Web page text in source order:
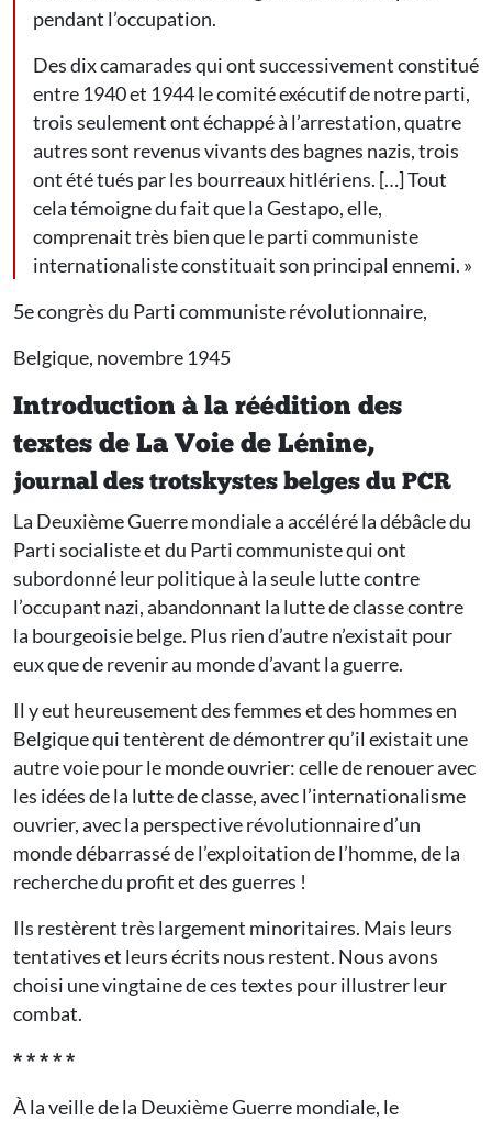
pendant l’occupation.
Des dix camarades qui ont successivement constitué
entre 1940 et 1944 le comité exécutif de notre parti,
trois seulement ont échappé à l’arrestation, quatre
autres sont revenus vivants des bagnes nazis, trois
ont été tués par les bourreaux hitlériens. […] Tout
cela témoigne du fait que la Gestapo, elle,
comprenait très bien que le parti communiste
internationaliste constituait son principal ennemi. »
5e congrès du Parti communiste révolutionnaire,
Belgique, novembre 1945
Introduction à la réédition des
textes de La Voie de Lénine,
journal des trotskystes belges du PCR
La Deuxième Guerre mondiale a accéléré la débâcle du
Parti socialiste et du Parti communiste qui ont
subordonné leur politique à la seule lutte contre
l’occupant nazi, abandonnant la lutte de classe contre
la bourgeoisie belge. Plus rien d’autre n’existait pour
eux que de revenir au monde d’avant la guerre.
Il y eut heureusement des femmes et des hommes en
Belgique qui tentèrent de démontrer qu’il existait une
autre voie pour le monde ouvrier: celle de renouer avec
les idées de la lutte de classe, avec l’internationalisme
ouvrier, avec la perspective révolutionnaire d’un
monde débarrassé de l’exploitation de l’homme, de la
recherche du profit et des guerres !
Ils restèrent très largement minoritaires. Mais leurs
tentatives et leurs écrits nous restent. Nous avons
choisi une vingtaine de ces textes pour illustrer leur
combat.
* * * * *
À la veille de la Deuxième Guerre mondiale, le